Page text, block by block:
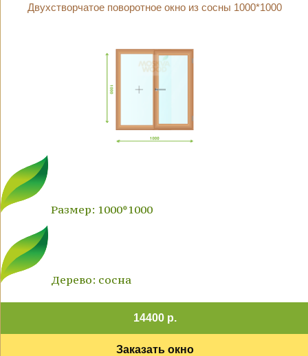
Двухстворчатое поворотное окно из сосны 1000*1000
Размер: 1000*1000
Дерево: сосна
14400 р.
Заказать окно